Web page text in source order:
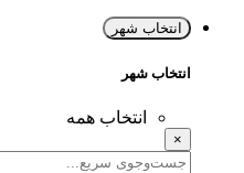
انتخاب شهر
انتخاب شهر
انتخاب همه
×